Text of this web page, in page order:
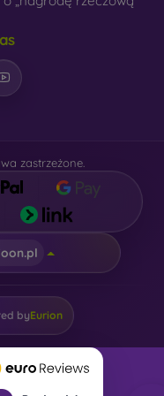
zastrzeżone.
byEurion